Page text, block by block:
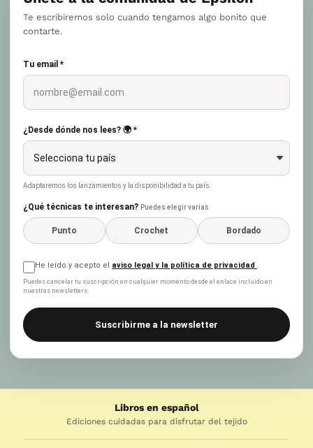
Te escribiremos solo cuando tengamos algo bonito que
contarte.
Tu email *
¿Desde dónde nos lees? 🌍 *
Adaptaremos los lanzamientos y la disponibilidad a tu país.
¿Qué técnicas te interesan? Puedes elegir varias
Punto Crochet Bordado
He leído y acepto el aviso legal y la política de privacidad .
Puedes cancelar tu suscripción en cualquier momento desde el enlace incluido en
nuestras newsletters.
Suscribirme a la newsletter
Libros en español
Ediciones cuidadas para disfrutar del tejido